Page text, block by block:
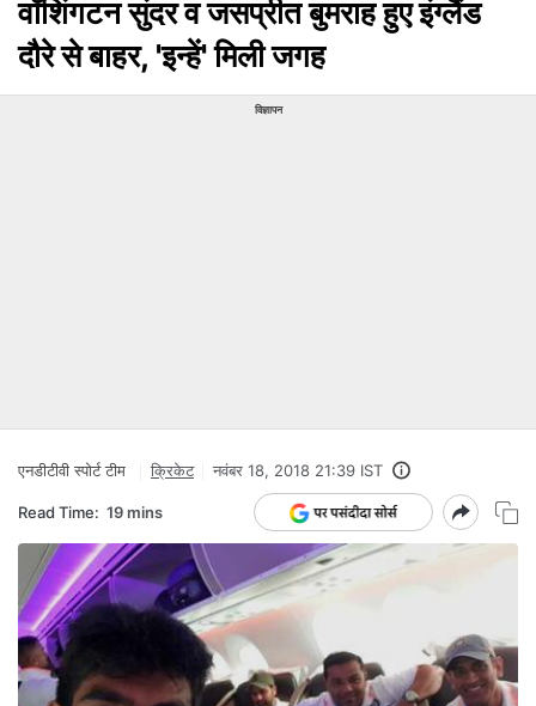
वॉशिंगटन सुंदर व जसप्रीत बुमराह हुए इंग्लैंड
दौरे से बाहर, 'इन्हें' मिली जगह
विज्ञापन
एनडीटीवी स्‍पोर्ट टीम क्रिकेट नवंबर 18, 2018 21:39 IST
Read Time: 19 mins